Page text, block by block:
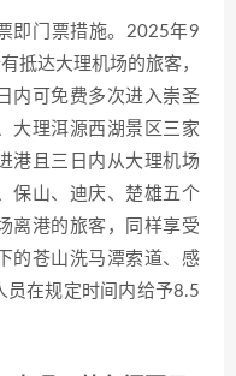
即门票措施。2025年9
抵达大理机场的旅客，
内可免费多次进入崇圣
大理洱源西湖景区三家
港且三日内从大理机场
保山、迪庆、楚雄五个
离港的旅客，同样享受
的苍山洗马潭索道、感
员在规定时间内给予8.5